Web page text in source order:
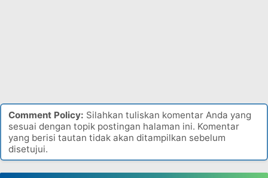
Comment Policy: Silahkan tuliskan komentar Anda yang
sesuai dengan topik postingan halaman ini. Komentar
yang berisi tautan tidak akan ditampilkan sebelum
disetujui.